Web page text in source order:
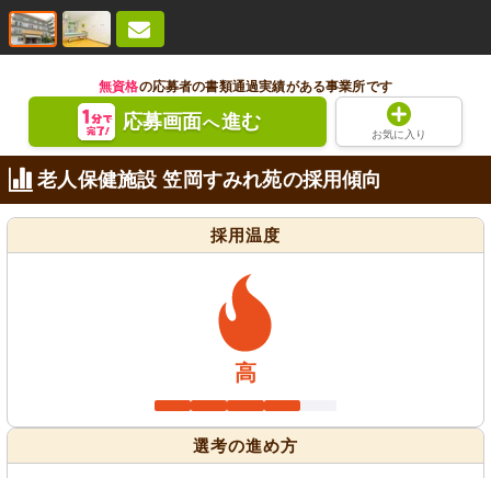
無資格の応募者の書類通過実績がある事業所です
応募画面へ進む
お気に入り
老人保健施設 笠岡すみれ苑の採用傾向
採用温度
高
選考の進め方